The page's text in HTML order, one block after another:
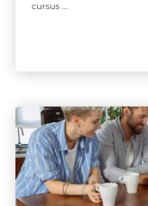
cursus ...